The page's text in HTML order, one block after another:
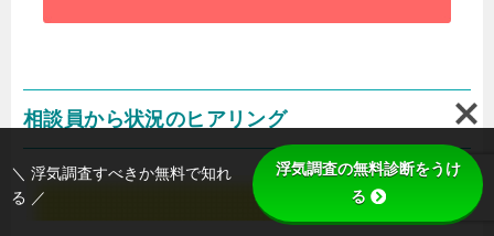
相談員から状況のヒアリング
＼ 浮気調査すべきか無料で知れ
る ／
浮気調査の無料診断をうけ
る